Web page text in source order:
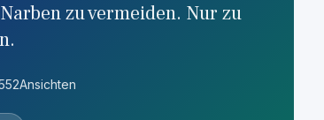
zu vermeiden. Nur zu
Ansichten